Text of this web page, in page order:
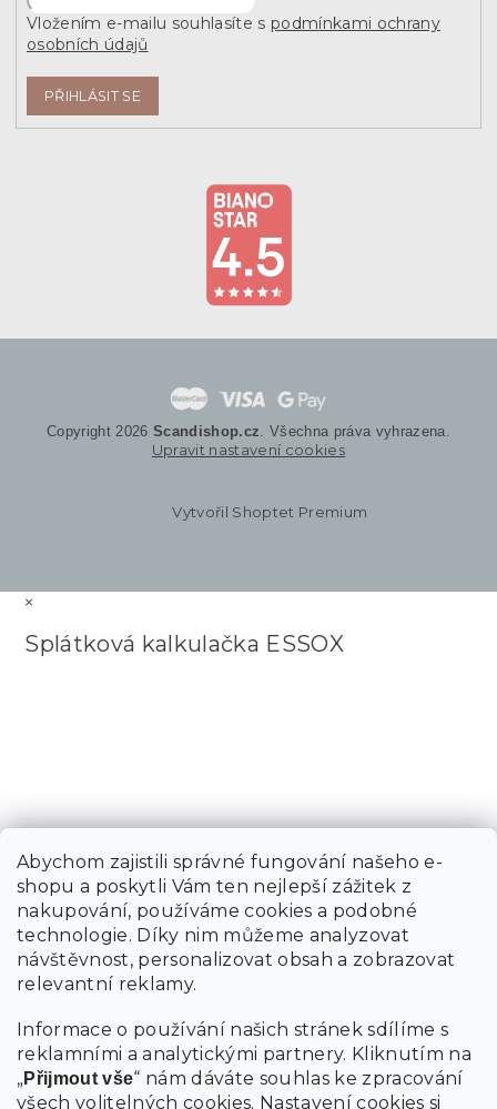
Abychom zajistili správné fungování našeho e-
shopu a poskytli Vám ten nejlepší zážitek z
nakupování, používáme cookies a podobné
technologie. Díky nim můžeme analyzovat
návštěvnost, personalizovat obsah a zobrazovat
relevantní reklamy.
Informace o používání našich stránek sdílíme s
reklamními a analytickými partnery. Kliknutím na
„Přijmout vše“ nám dáváte souhlas ke zpracování
všech volitelných cookies. Nastavení cookies si
Vložením e-mailu souhlasíte s podmínkami ochrany
osobních údajů
PŘIHLÁSIT SE
Vytvořil Shoptet Premium
Copyright 2026 Scandishop.cz . Všechna práva vyhrazena.
Upravit nastavení cookies
×
Splátková kalkulačka ESSOX